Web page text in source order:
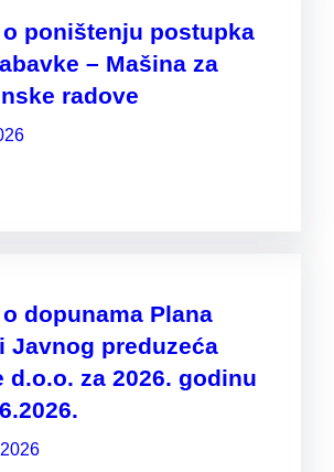
poništenju postupka
– Mašina za
radove
dopunama Plana
Javnog preduzeća
d.o.o. za 2026. godinu